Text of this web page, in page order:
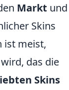
Markt und
Skins
ist meist,
das die
Skins